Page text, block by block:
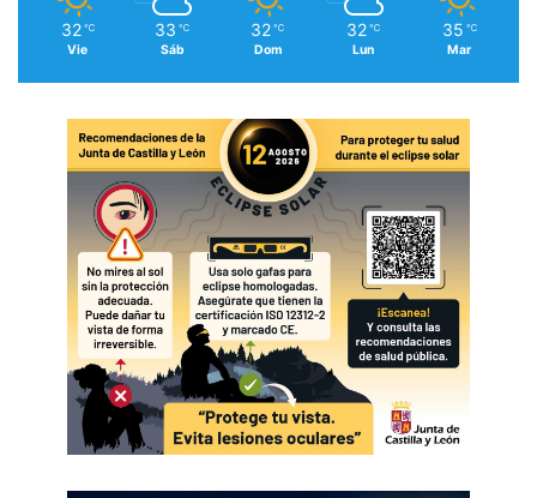
32 ℃
Vie
33 ℃
Sáb
32 ℃
Dom
32 ℃
Lun
35 ℃
Mar